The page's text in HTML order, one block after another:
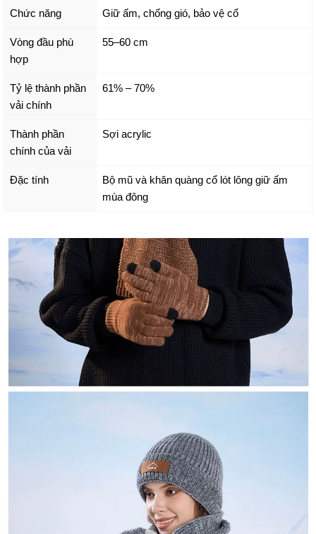
Chức năng Giữ ấm, chống gió, bảo vệ cổ
Vòng đầu phù
hợp
55–60 cm
Tỷ lệ thành phần
vải chính
61% – 70%
Thành phần
chính của vải
Sợi acrylic
Đặc tính
Bộ mũ và khăn quàng cổ lót lông giữ ấm
mùa đông